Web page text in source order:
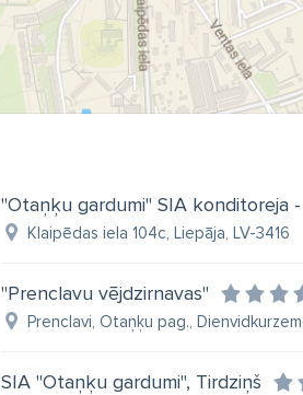
"Otaņķu gardumi" SIA konditoreja
Klaipēdas iela 104c, Liepāja, LV-3416
"Prenclavu vējdzirnavas"
Prenclavi, Otaņķu pag.,
SIA "Otaņķu gardumi", Tirdziņš